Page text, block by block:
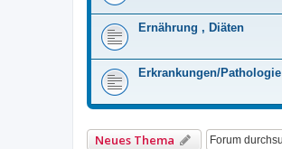
Ernährung , Diäten
Erkrankungen/Pathologie
Neues Thema